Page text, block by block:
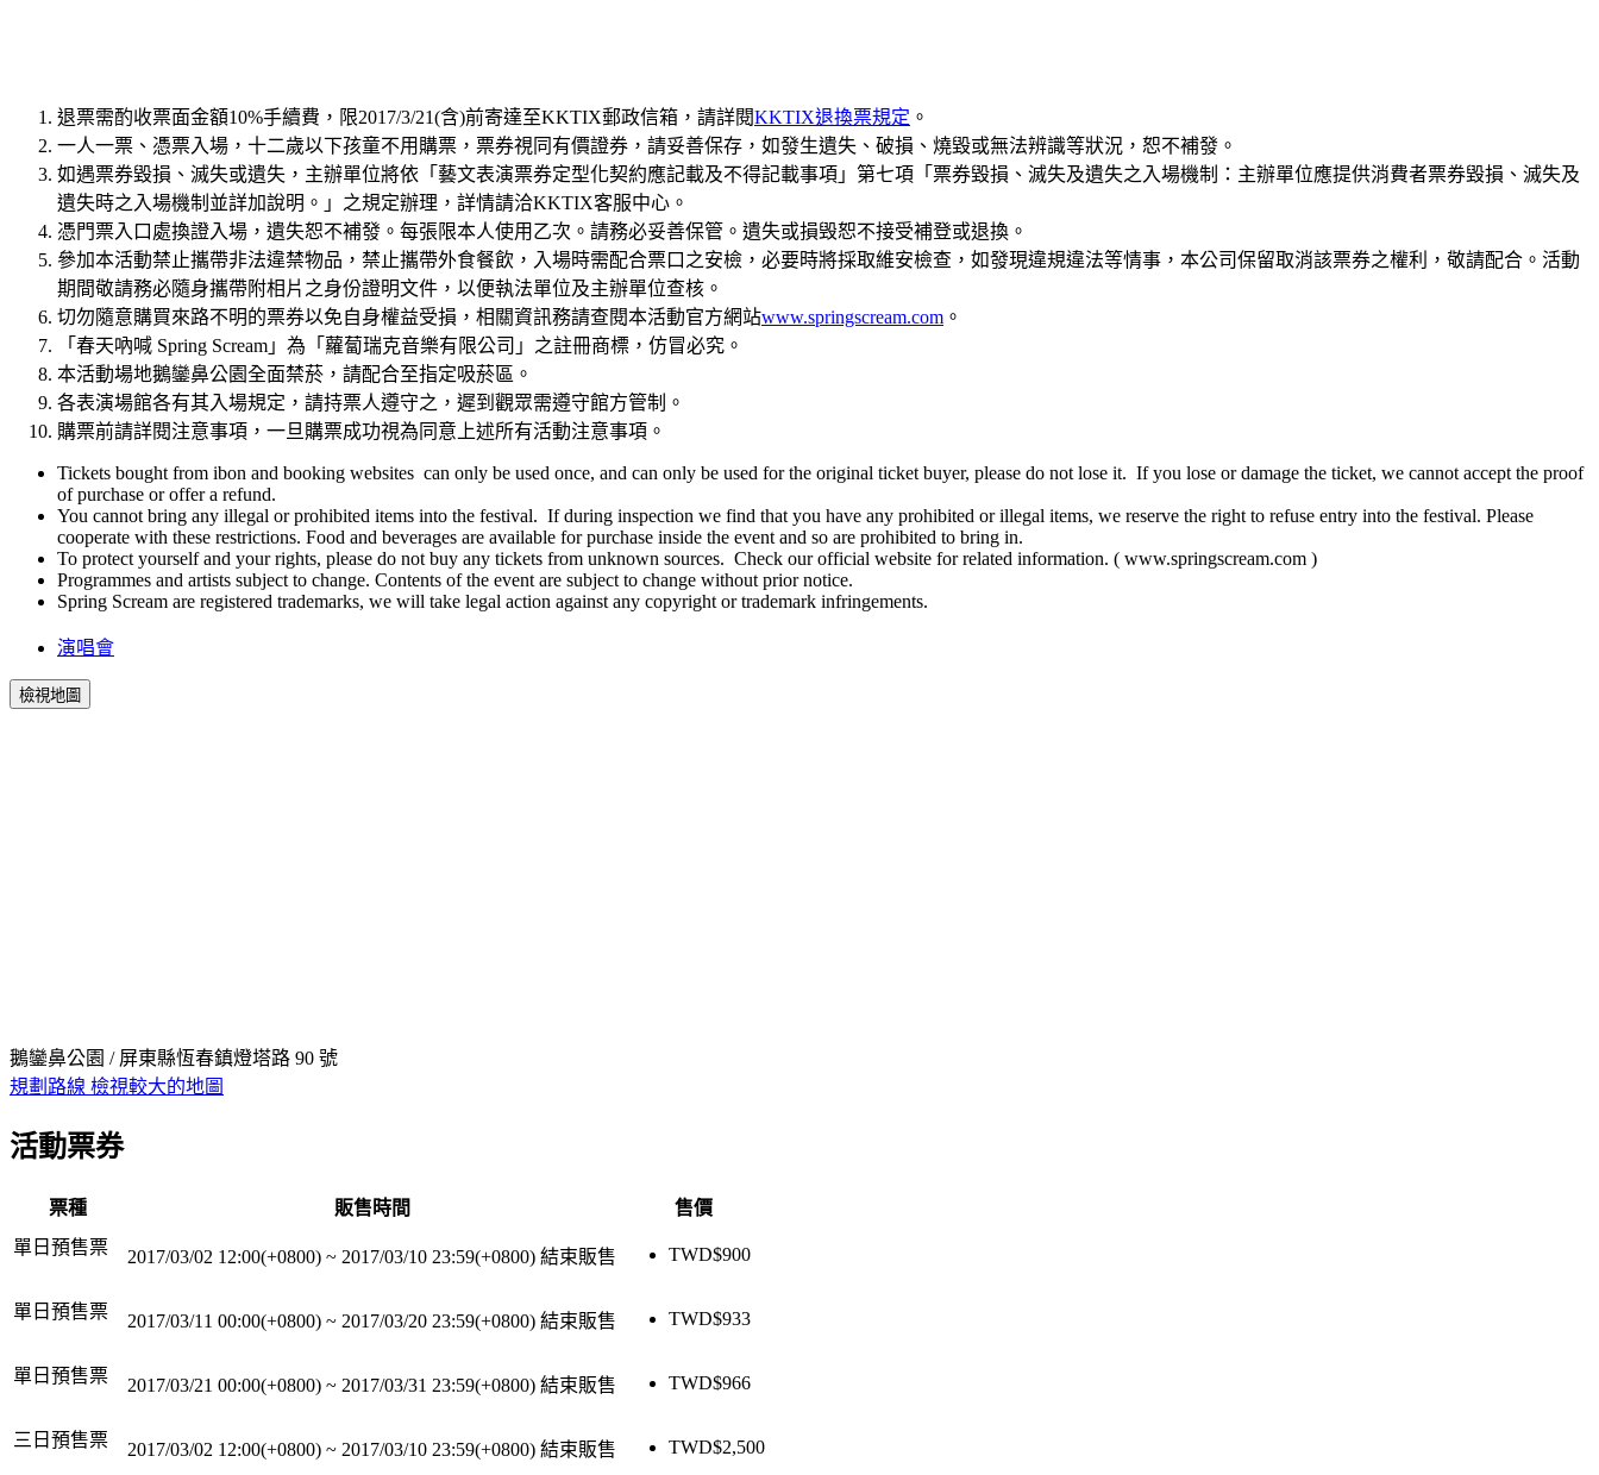
退票需酌收票面金額10%手續費，限2017/3/21(含)前寄達至KKTIX郵政信箱，請詳閱KKTIX退換票規定 。
一人一票、憑票入場，十二歲以下孩童不用購票，票券視同有價證券，請妥善保存，如發生遺失、破損、燒毀或無法辨識等狀況，恕不補發。
如遇票券毀損、滅失或遺失，主辦單位將依「藝文表演票券定型化契約應記載及不得記載事項」第七項「票券毀損、滅失及遺失之入場機制：主辦單位應提供消費者票券毀損、滅失及
遺失時之入場機制並詳加說明。」之規定辦理，詳情請洽KKTIX客服中心。
憑門票入口處換證入場，遺失恕不補發。每張限本人使用乙次。請務必妥善保管。遺失或損毁恕不接受補登或退換。
參加本活動禁止攜帶非法違禁物品，禁止攜帶外食餐飲，入場時需配合票口之安檢，必要時將採取維安檢查，如發現違規違法等情事，本公司保留取消該票券之權利，敬請配合。活動
期間敬請務必隨身攜帶附相片之身份證明文件，以便執法單位及主辦單位查核。
切勿隨意購買來路不明的票券以免自身權益受損，相關資訊務請查閱本活動官方網站www.springscream.com 。
「春天吶喊 Spring Scream」為「蘿蔔瑞克音樂有限公司」之註冊商標，仿冒必究。
本活動場地鵝鑾鼻公園全面禁菸，請配合至指定吸菸區。
各表演場館各有其入場規定，請持票人遵守之，遲到觀眾需遵守館方管制。
購票前請詳閱注意事項，一旦購票成功視為同意上述所有活動注意事項。
Tickets bought from ibon and booking websites can only be used once, and can only be used for the original ticket buyer, please do not lose it. If you lose or damage the ticket, we cannot accept the proof
of purchase or offer a refund.
You cannot bring any illegal or prohibited items into the festival. If during inspection we find that you have any prohibited or illegal items, we reserve the right to refuse entry into the festival. Please
cooperate with these restrictions. Food and beverages are available for purchase inside the event and so are prohibited to bring in.
To protect yourself and your rights, please do not buy any tickets from unknown sources. Check our official website for related information. ( www.springscream.com )
Programmes and artists subject to change. Contents of the event are subject to change without prior notice.
Spring Scream are registered trademarks, we will take legal action against any copyright or trademark infringements.
演唱會
檢視地圖
鵝鑾鼻公園 / 屏東縣恆春鎮燈塔路 90 號
規劃路線 檢視較大的地圖
活動票券
票種 販售時間
售價
單日預售票
2017/03/02 12:00(+0800) ~ 2017/03/10 23:59(+0800) 結束販售 TWD$900
單日預售票 2017/03/11 00:00(+0800) ~ 2017/03/20 23:59(+0800) 結束販售 TWD$933
單日預售票 2017/03/21 00:00(+0800) ~ 2017/03/31 23:59(+0800) 結束販售 TWD$966
三日預售票 2017/03/02 12:00(+0800) ~ 2017/03/10 23:59(+0800) 結束販售 TWD$2,500